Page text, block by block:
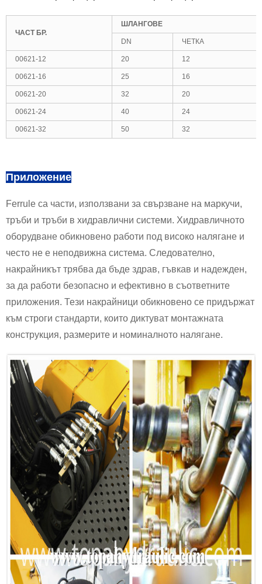
ЧАСТ БР.
ШЛАНГОВЕ
DN ЧЕТКА
00621-12 20 12
00621-16 25 16
00621-20 32 20
00621-24 40 24
00621-32 50 32
Приложение
Ferrule са части, използвани за свързване на маркучи,
тръби и тръби в хидравлични системи. Хидравличното
оборудване обикновено работи под високо налягане и
често не е неподвижна система. Следователно,
накрайникът трябва да бъде здрав, гъвкав и надежден,
за да работи безопасно и ефективно в съответните
приложения. Тези накрайници обикновено се придържат
към строги стандарти, които диктуват монтажната
конструкция, размерите и номиналното налягане.